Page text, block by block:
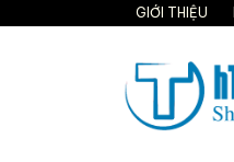
GIỚI THIỆU